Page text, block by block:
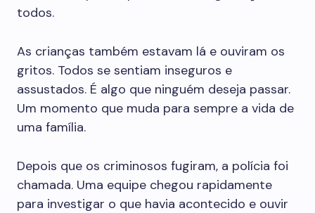
todos.
As crianças também estavam lá e ouviram os
gritos. Todos se sentiam inseguros e
assustados. É algo que ninguém deseja passar.
Um momento que muda para sempre a vida de
uma família.
Depois que os criminosos fugiram, a polícia foi
chamada. Uma equipe chegou rapidamente
para investigar o que havia acontecido e ouvir